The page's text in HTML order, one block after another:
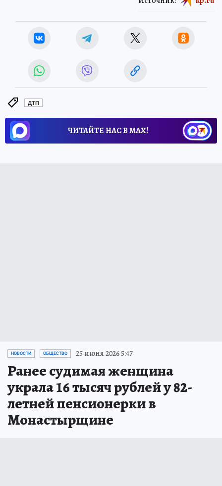
ДТП
ЧИТАЙТЕ НАС В МАХ!
НОВОСТИ ОБЩЕСТВО 25 июня 2026 5:47
Ранее судимая женщина
украла 16 тысяч рублей у 82-
летней пенсионерки в
Монастырщине